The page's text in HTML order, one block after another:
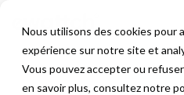
Nous utilisons des cookies pour
expérience sur notre site et
Vous pouvez accepter ou
en savoir plus, consultez notre
Accueil>Blog>« Pilotage
française veut bousculer le